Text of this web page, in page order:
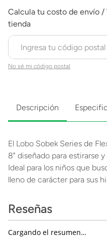
No sé mi código postal
Descripción
El Lobo Sobek Series de
8" diseñado para estirarse
Ideal para los niños que
lleno de carácter para sus
Reseñas
Cargando el resumen…